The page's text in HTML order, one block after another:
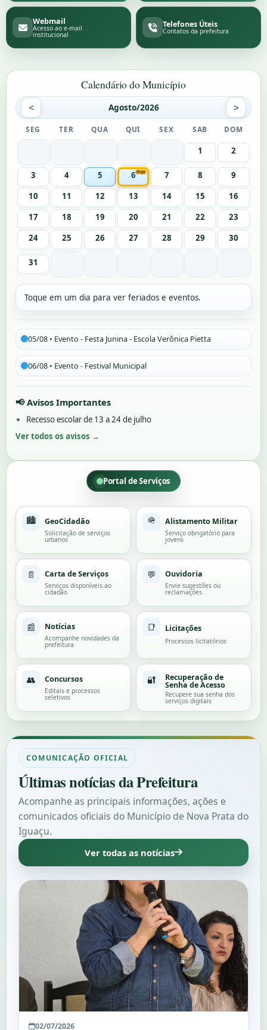
Webmail
Acesso ao e-mail
institucional
Telefones Úteis
Contatos da prefeitura
Calendário do Município
< Agosto/2026 >
SEG TER QUA QUI SEX SAB DOM
1 2
3 4 5 6 Hoje 7 8
9
10
11 12 13 14 15
16
17
18 19 20 21 22
23
24
25 26 27 28 29 30
31
Toque em um dia para ver feriados e eventos.
05/08 • Evento - Festa Junina - Escola Verônica Pietta
06/08 • Evento - Festival Municipal
📢 Avisos Importantes
Recesso escolar de 13 a 24 de julho
Ver todos os avisos →
Portal de Serviços
🏙️ GeoCidadão
Solicitação de serviços
urbanos
🪖 Alistamento Militar
Serviço obrigatório para
jovens
📄 Carta de Serviços
Serviços disponíveis ao
cidadão
💬 Ouvidoria
Envie sugestões ou
reclamações
📰 Notícias
Acompanhe novidades da
prefeitura
📑 Licitações
Processos licitatórios
👥 Concursos
Editais e processos
seletivos
🔐 Recuperação de
Senha de Acesso
Recupere sua senha dos
serviços digitais
COMUNICAÇÃO OFICIAL
Últimas notícias da Prefeitura
Acompanhe as principais informações, ações e
comunicados oficiais do Município de Nova Prata do
Iguaçu.
Ver todas as notícias
02/07/2026